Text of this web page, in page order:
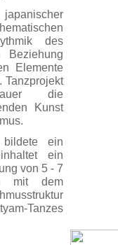
des
Beziehung
Elemente
Tanzprojekt
die
Kunst
ein
ein
von 5 - 7
mit dem
Tanzes